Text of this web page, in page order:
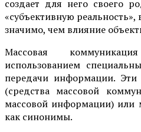
создает для него своего
«субъективную
значимо, чем влияние
Массовая
использованием
передачи информации.
(средства массовой
массовой информации) или
как синонимы.